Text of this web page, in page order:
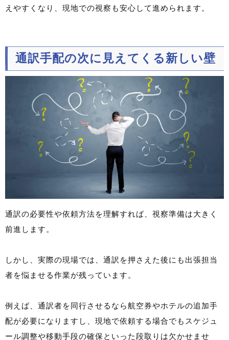
えやすくなり、現地での視察も安心して進められます。
通訳手配の次に見えてくる新しい壁
通訳の必要性や依頼方法を理解すれば、視察準備は大きく
前進します。
しかし、実際の現場では、通訳を押さえた後にも出張担当
者を悩ませる作業が残っています。
例えば、通訳者を同行させるなら航空券やホテルの追加手
配が必要になりますし、現地で依頼する場合でもスケジュ
ール調整や移動手段の確保といった段取りは欠かせませ